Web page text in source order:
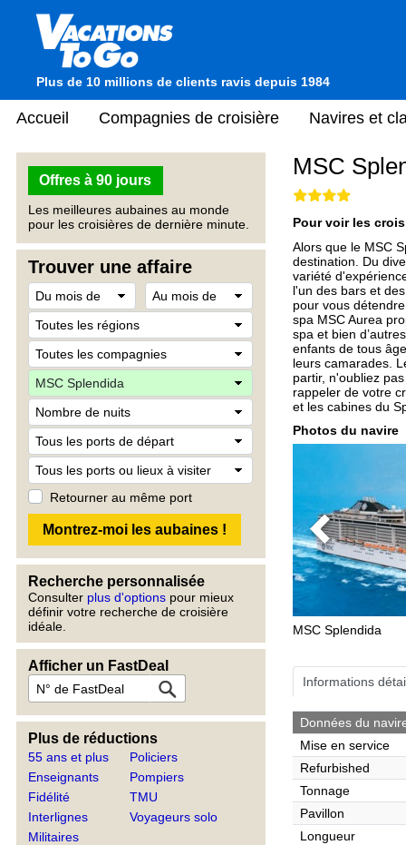
Plus de 10 millions de clients ravis depuis 1984
Accueil Compagnies de croisière Navires et
Offres à 90 jours
Les meilleures aubaines au monde
pour les croisières de dernière minute.
Trouver une affaire
Retourner au même port
Recherche personnalisée
Consulter plus d'options pour mieux
définir votre recherche de croisière
idéale.
Afficher un FastDeal
Plus de réductions
55 ans et plus
Enseignants
Fidélité
Interlignes
Militaires
Policiers
Pompiers
TMU
Voyageurs solo
MSC
Pour voir les
Alors que le MSC
destination. Du
variété
l'un des bars et
pour vous
spa MSC Aurea
spa et bien
enfants de tous
leurs camarades.
partir, n'oubliez
rappeler de votre
et les cabines du
Photos du navire
Previous
MSC Splendida
Informations
Données du
Mise en service
Refurbished
Tonnage
Pavillon
Longueur